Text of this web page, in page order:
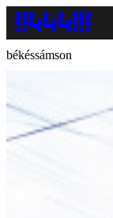
békéssámson